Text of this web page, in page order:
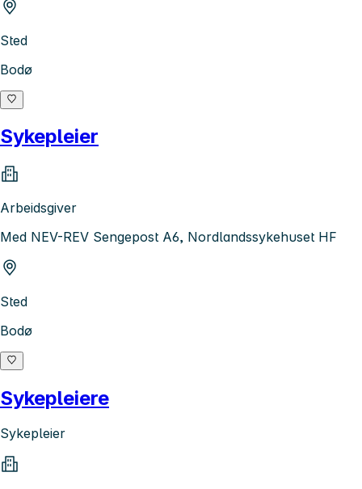
Sted
Bodø
Sykepleier
Arbeidsgiver
Med NEV-REV Sengepost A6, Nordlandssykehuset HF
Sted
Bodø
Sykepleiere
Sykepleier